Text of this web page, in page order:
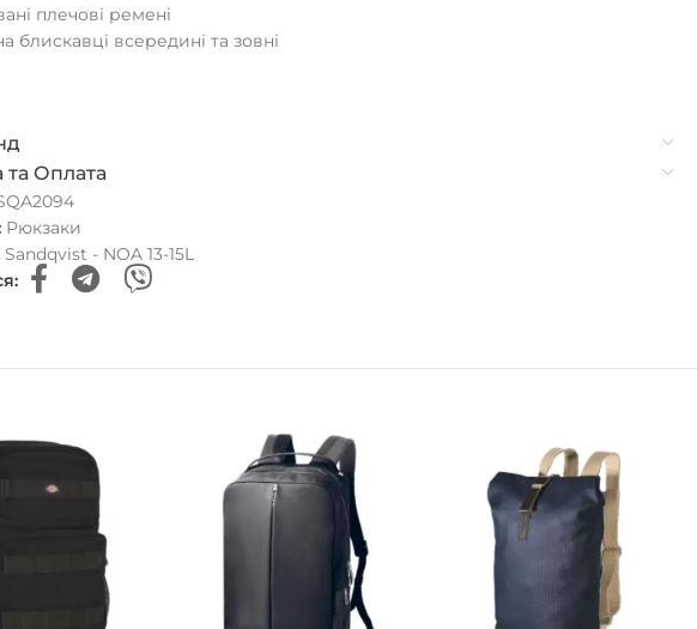
плечові ремені
блискавці всередині та зовні
та Оплата
Рюкзаки
Sandqvist - NOA 13-15L